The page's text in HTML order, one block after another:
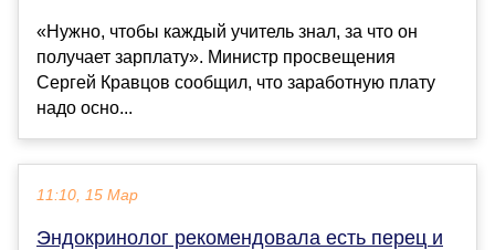
«Нужно, чтобы каждый учитель знал, за что он
получает зарплату». Министр просвещения
Сергей Кравцов сообщил, что заработную плату
надо осно...
11:10, 15 Мар
Эндокринолог рекомендовала есть перец и